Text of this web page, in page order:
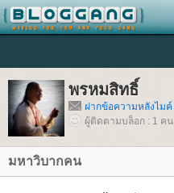
พรหมสิทธิ์
ฝากข้อความหลังไมค์
ผู้ติดตามบล็อก : 1 คน
มหาวิบากคน